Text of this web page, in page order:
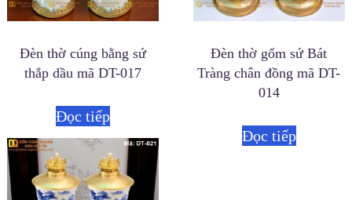
Đèn thờ cúng bằng sứ
thắp dầu mã DT-017
Đọc tiếp
Đèn thờ gốm sứ Bát
Tràng chân đồng mã DT-
014
Đọc tiếp